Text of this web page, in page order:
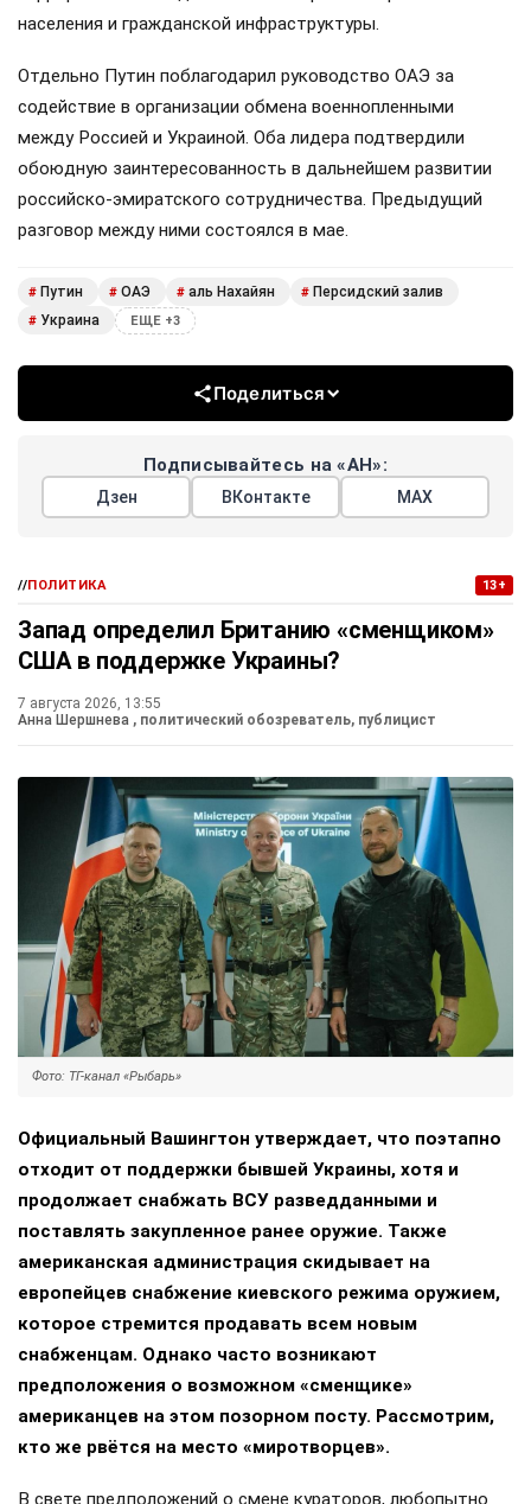
населения и гражданской инфраструктуры.
Отдельно Путин поблагодарил руководство ОАЭ за
содействие в организации обмена военнопленными
между Россией и Украиной. Оба лидера подтвердили
обоюдную заинтересованность в дальнейшем развитии
российско-эмиратского сотрудничества. Предыдущий
разговор между ними состоялся в мае.
# Путин # ОАЭ # аль Нахайян # Персидский залив
# Украина ЕЩЕ +3
Поделиться
Подписывайтесь на «АН»:
Дзен ВКонтакте МАХ
//ПОЛИТИКА 13+
Запад определил Британию «сменщиком»
США в поддержке Украины?
7 августа 2026, 13:55
Анна Шершнева , политический обозреватель, публицист
Фото: ТГ-канал «Рыбарь»
Официальный Вашингтон утверждает, что поэтапно
отходит от поддержки бывшей Украины, хотя и
продолжает снабжать ВСУ разведданными и
поставлять закупленное ранее оружие. Также
американская администрация скидывает на
европейцев снабжение киевского режима оружием,
которое стремится продавать всем новым
снабженцам. Однако часто возникают
предположения о возможном «сменщике»
американцев на этом позорном посту. Рассмотрим,
кто же рвётся на место «миротворцев».
В свете предположений о смене кураторов, любопытно